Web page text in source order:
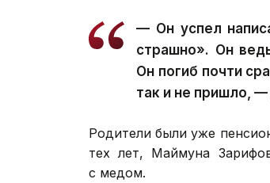
— Он успел
страшно». Он
Он погиб почти
так и не пришло,
Родители были уже
тех лет, Маймуна
с медом.